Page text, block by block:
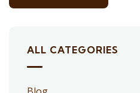
ALL CATEGORIES